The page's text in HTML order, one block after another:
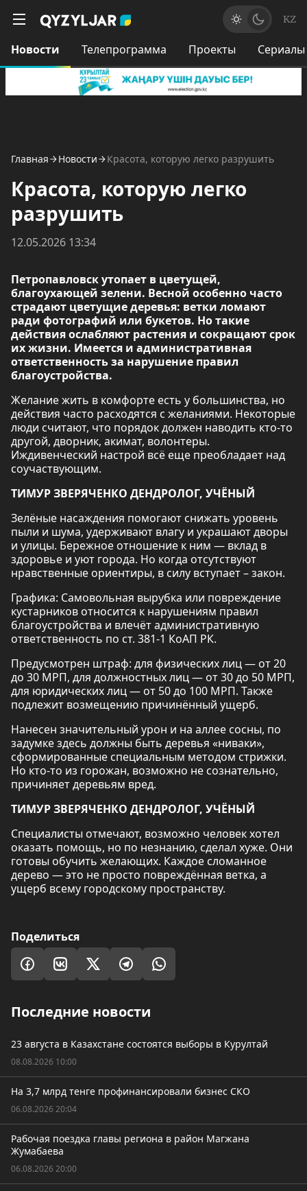
KZ
Новости Телепрограмма Проекты Сериалы
Главная Новости Красота, которую легко разрушить
Красота, которую легко
разрушить
12.05.2026 13:34
Петропавловск утопает в цветущей,
благоухающей зелени. Весной особенно часто
страдают цветущие деревья: ветки ломают
ради фотографий или букетов. Но такие
действия ослабляют растения и сокращают срок
их жизни. Имеется и административная
ответственность за нарушение правил
благоустройства.
Желание жить в комфорте есть у большинства, но
действия часто расходятся с желаниями. Некоторые
люди считают, что порядок должен наводить кто-то
другой, дворник, акимат, волонтеры.
Иждивенческий настрой всё еще преобладает над
соучаствующим.
ТИМУР ЗВЕРЯЧЕНКО ДЕНДРОЛОГ, УЧЁНЫЙ
Зелёные насаждения помогают снижать уровень
пыли и шума, удерживают влагу и украшают дворы
и улицы. Бережное отношение к ним — вклад в
здоровье и уют города. Но когда отсутствуют
нравственные ориентиры, в силу вступает – закон.
Графика: Самовольная вырубка или повреждение
кустарников относится к нарушениям правил
благоустройства и влечёт административную
ответственность по ст. 381-1 КоАП РК.
Предусмотрен штраф: для физических лиц — от 20
до 30 МРП, для должностных лиц — от 30 до 50 МРП,
для юридических лиц — от 50 до 100 МРП. Также
подлежит возмещению причинённый ущерб.
Нанесен значительный урон и на аллее сосны, по
задумке здесь должны быть деревья «ниваки»,
сформированные специальным методом стрижки.
Но кто-то из горожан, возможно не сознательно,
причиняет деревьям вред.
ТИМУР ЗВЕРЯЧЕНКО ДЕНДРОЛОГ, УЧЁНЫЙ
Специалисты отмечают, возможно человек хотел
оказать помощь, но по незнанию, сделал хуже. Они
готовы обучить желающих. Каждое сломанное
дерево — это не просто повреждённая ветка, а
ущерб всему городскому пространству.
Поделиться
Последние новости
23 августа в Казахстане состоятся выборы в Курултай
08.08.2026 10:00
На 3,7 млрд тенге профинансировали бизнес СКО
06.08.2026 20:04
Рабочая поездка главы региона в район Магжана
Жумабаева
06.08.2026 20:00